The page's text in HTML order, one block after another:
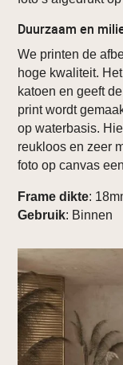
Duurzaam en
We printen de
hoge kwaliteit.
katoen en geeft
print wordt
op waterbasis.
reukloos en zeer
foto op canvas
Frame dikte:
Gebruik: Binnen